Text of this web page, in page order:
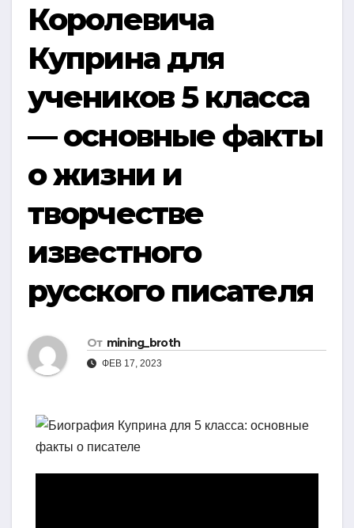
Королевича
Куприна для
учеников 5 класса
— основные факты
о жизни и
творчестве
известного
русского писателя
От mining_broth
ФЕВ 17, 2023